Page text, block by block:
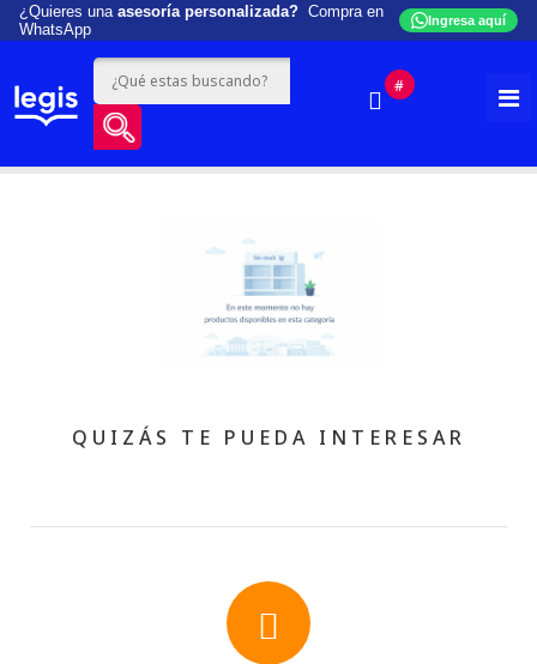
¿Quieres una asesoría personalizada? Compra en
WhatsApp
Ingresa aquí
#
QUIZÁS TE PUEDA INTERESAR